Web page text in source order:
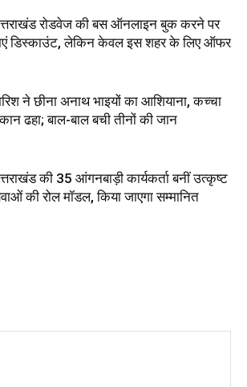
रोडवेज की बस ऑनलाइन बुक करने पर
डिस्काउंट, लेकिन केवल इस शहर के लिए ऑफर
ने छीना अनाथ भाइयों का आशियाना, कच्चा
ढहा; बाल-बाल बची तीनों की जान
की 35 आंगनबाड़ी कार्यकर्ता बनीं उत्कृष्ट
की रोल मॉडल, किया जाएगा सम्मानित